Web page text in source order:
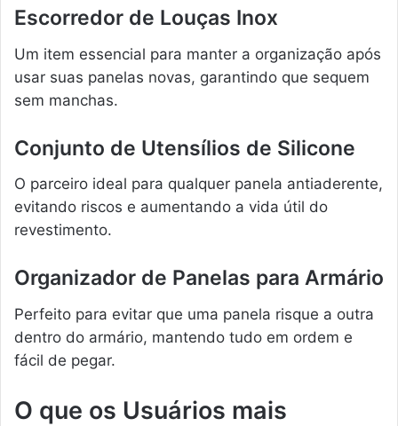
Escorredor de Louças Inox
Um item essencial para manter a organização após
usar suas panelas novas, garantindo que sequem
sem manchas.
Conjunto de Utensílios de Silicone
O parceiro ideal para qualquer panela antiaderente,
evitando riscos e aumentando a vida útil do
revestimento.
Organizador de Panelas para Armário
Perfeito para evitar que uma panela risque a outra
dentro do armário, mantendo tudo em ordem e
fácil de pegar.
O que os Usuários mais